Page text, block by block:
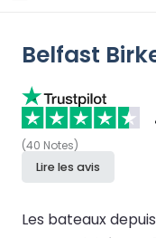
Belfast
(40 Notes)
Lire les avis
Les bateaux